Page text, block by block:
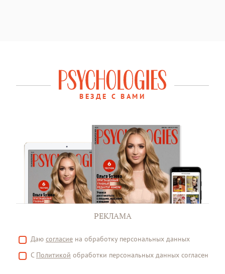
ВЕЗДЕ С ВАМИ
РЕКЛАМА
Даю согласие на обработку персональных данных
С Политикой обработки персональных данных согласен